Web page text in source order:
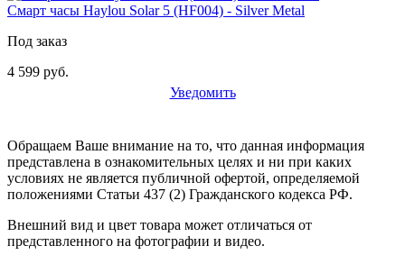
Смарт часы Haylou Solar 5 (HF004) - Silver Metal
Под заказ
4 599 руб.
Уведомить
Обращаем Ваше внимание на то, что данная информация
представлена в ознакомительных целях и ни при каких
условиях не является публичной офертой, определяемой
положениями Статьи 437 (2) Гражданского кодекса РФ.
Внешний вид и цвет товара может отличаться от
представленного на фотографии и видео.